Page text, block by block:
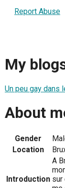
Report Abuse
My
Un peu gay dans
About
Gender
Location
Introduction
A
sur